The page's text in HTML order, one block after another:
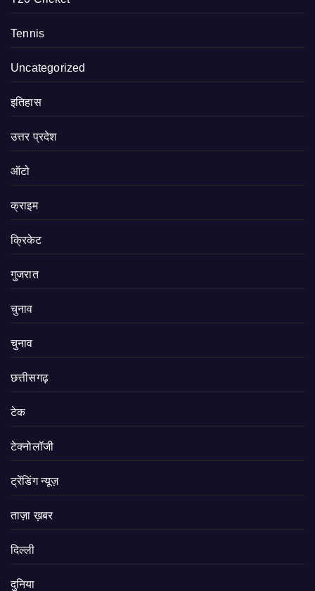
Tennis
Uncategorized
इतिहास
उत्तर प्रदेश
ऑटो
क्राइम
क्रिकेट
गुजरात
चुनाव
चुनाव
छत्तीसगढ़
टेक
टेक्नोलॉजी
ट्रेंडिंग न्यूज़
ताज़ा ख़बर
दिल्ली
दुनिया